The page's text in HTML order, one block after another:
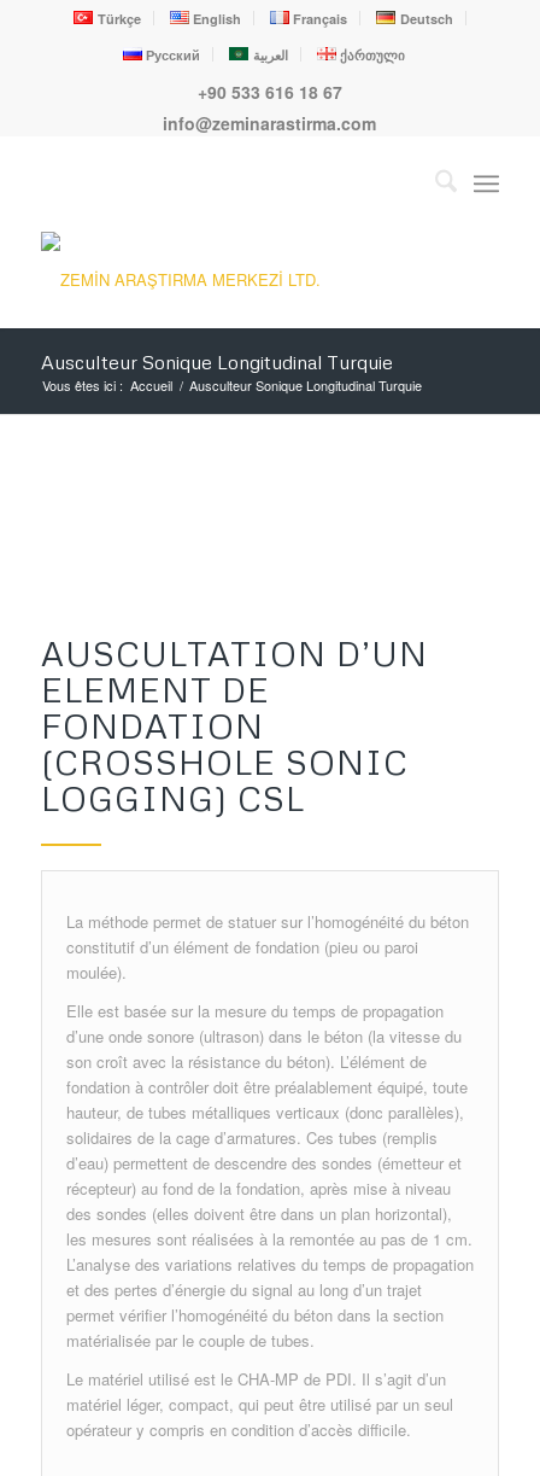
Türkçe English Français
Deutsch
Русский
العربية ქართული
+90 533 616 18 67
info@zeminarastirma.com
Ausculteur Sonique Longitudinal Turquie
Vous êtes ici : Accueil / Ausculteur Sonique Longitudinal Turquie
AUSCULTATION D’UN
ELEMENT DE
FONDATION
(CROSSHOLE SONIC
LOGGING) CSL
La méthode permet de statuer sur l’homogénéité du béton
constitutif d’un élément de fondation (pieu ou paroi
moulée).
Elle est basée sur la mesure du temps de propagation
d’une onde sonore (ultrason) dans le béton (la vitesse du
son croît avec la résistance du béton). L’élément de
fondation à contrôler doit être préalablement équipé, toute
hauteur, de tubes métalliques verticaux (donc parallèles),
solidaires de la cage d’armatures. Ces tubes (remplis
d’eau) permettent de descendre des sondes (émetteur et
récepteur) au fond de la fondation, après mise à niveau
des sondes (elles doivent être dans un plan horizontal),
les mesures sont réalisées à la remontée au pas de 1 cm.
L’analyse des variations relatives du temps de propagation
et des pertes d’énergie du signal au long d’un trajet
permet vérifier l’homogénéité du béton dans la section
matérialisée par le couple de tubes.
Le matériel utilisé est le CHA-MP de PDI. Il s’agit d’un
matériel léger, compact, qui peut être utilisé par un seul
opérateur y compris en condition d’accès difficile.